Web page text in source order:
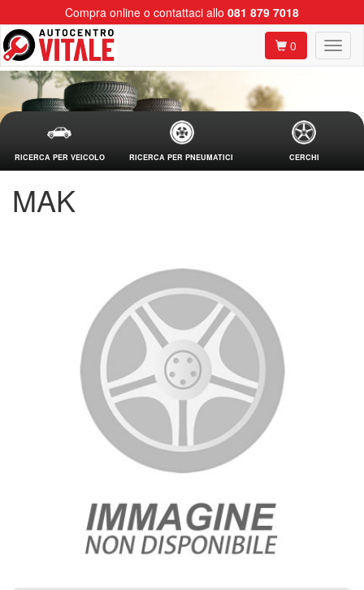
Compra online o contattaci allo 081 879 7018
0
RICERCA PER VEICOLO RICERCA PER PNEUMATICI CERCHI
MAK